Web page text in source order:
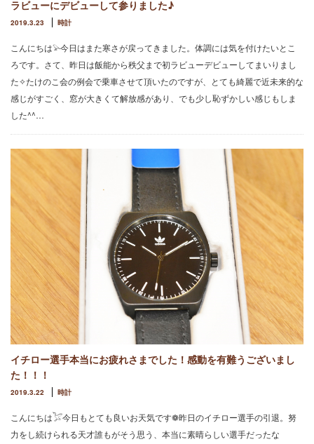
ラビューにデビューして参りました♪
2019.3.23 時計
こんにちは𓅫今日はまた寒さが戻ってきました。体調には気を付けたいとこ
ろです。さて、昨日は飯能から秩父まで初ラビューデビューしてまいりまし
た✧たけのこ会の例会で乗車させて頂いたのですが、とても綺麗で近未来的な
感じがすごく、窓が大きくて解放感があり、でも少し恥ずかしい感じもしま
した^^…
イチロー選手本当にお疲れさまでした！感動を有難うございまし
た！！！
2019.3.22 時計
こんにちは𓅯今日もとても良いお天気です❁昨日のイチロー選手の引退。努
力をし続けられる天才誰もがそう思う、本当に素晴らしい選手だったな